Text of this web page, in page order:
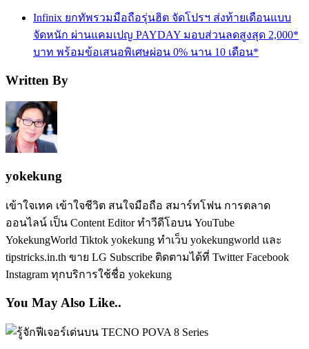
Infinix ยกทัพรวมมือถือรุ่นฮิต จัดโปรฯ ส่งท้ายเดือนแบบ
จัดหนัก ผ่านแคมเปญ PAYDAY มอบส่วนลดสูงสุด 2,000*
บาท พร้อมข้อเสนอพิเศษผ่อน 0% นาน 10 เดือน*
Written By
yokekung
เข้าใจเทค เข้าใจชีวิต สนใจมือถือ สมาร์ทโฟน การตลาด
ออนไลน์ เป็น Content Editor ทำวีดีโอบน YouTube
YokekungWorld Tiktok yokekung ทำเว็บ yokekungworld และ
tipstricks.in.th ขาย LG Subscribe ติดตามได้ที่ Twitter Facebook
Instagram ทุกบริการใช้ชื่อ yokekung
You May Also Like..